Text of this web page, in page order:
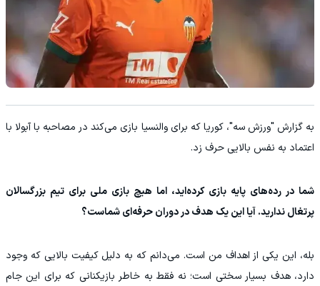
به گزارش "ورزش سه"، کوریا که برای والنسیا بازی می‌کند در مصاحبه با آبولا با
اعتماد به نفس بالایی حرف زد.
شما در رده‌های پایه بازی کرده‌اید، اما هیچ بازی ملی برای تیم بزرگسالان
پرتغال ندارید. آیا این یک هدف در دوران حرفه‌ای شماست؟
بله، این یکی از اهداف من است. می‌دانم که به دلیل کیفیت بالایی که وجود
دارد، هدف بسیار سختی است؛ نه فقط به خاطر بازیکنانی که برای این جام